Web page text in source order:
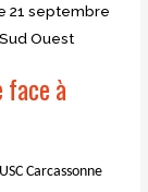
21 septembre
Ouest
face à
Carcassonne